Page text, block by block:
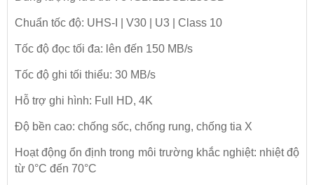
Chuẩn tốc độ: UHS-I | V30 | U3 | Class 10
Tốc độ đọc tối đa: lên đến 150 MB/s
Tốc độ ghi tối thiểu: 30 MB/s
Hỗ trợ ghi hình: Full HD, 4K
Độ bền cao: chống sốc, chống rung, chống tia X
Hoạt động ổn định trong môi trường khắc nghiệt: nhiệt độ
từ 0°C đến 70°C